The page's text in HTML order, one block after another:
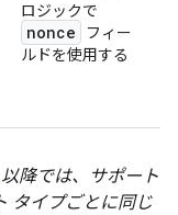
ロジックで
nonce
フィー
ルドを使用する
以降では、サポート
タイプごとに同じ